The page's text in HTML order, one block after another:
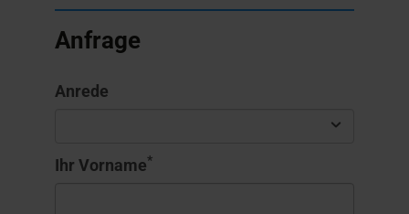
Anfrage
Anrede
Ihr Vorname*